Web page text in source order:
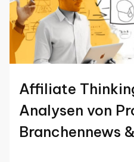
Affiliate
Analysen von
Branchennews